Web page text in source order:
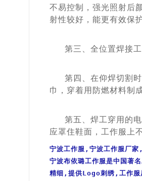
不易控制，强光照射后
射性较好，能更有效保
第三、全位置焊接工
第四、在仰焊切割时
巾，穿着用防燃材料制
第五、焊工穿用的
应罩住鞋面， 工作服 上
宁波工作服,宁波工作服厂
宁波布依璐工作服是中国
精细,提供Logo刺绣,工作服